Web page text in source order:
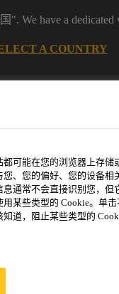
We have a dedicated
A COUNTRY
可能在您的浏览器上存储
、您的偏好、您的设备相
通常不会直接识别您，但
某些类型的 Cookie。单
道，阻止某些类型的